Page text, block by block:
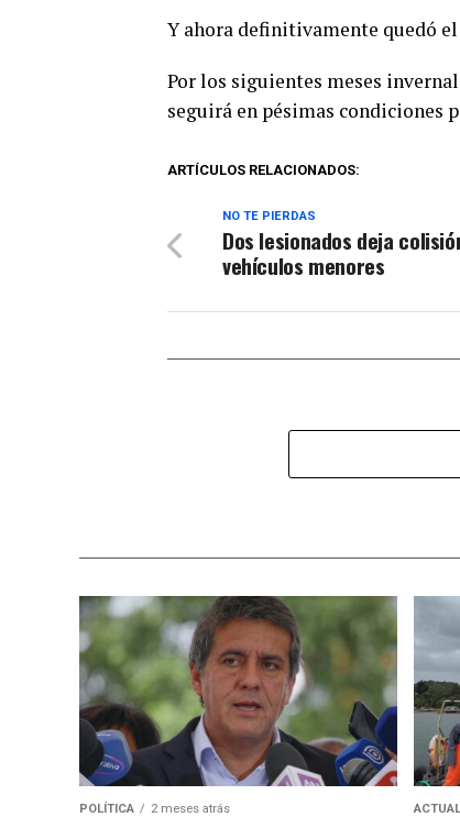
Y ahora definitivamente quedó
Por los siguientes meses
seguirá en pésimas condiciones
ARTÍCULOS RELACIONADOS:
NO TE PIERDAS
Dos lesionados deja
vehículos menores
POLÍTICA 2 meses atrás